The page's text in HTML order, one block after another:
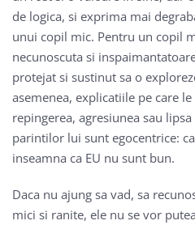
de logica, si exprima mai
unui copil mic. Pentru un copil
necunoscuta si
protejat si sustinut sa o
asemenea, explicatiile pe care
repingerea, agresiunea sau
parintilor lui sunt egocentrice:
inseamna ca EU nu sunt bun.
Daca nu ajung sa vad, sa
mici si ranite, ele nu se vor